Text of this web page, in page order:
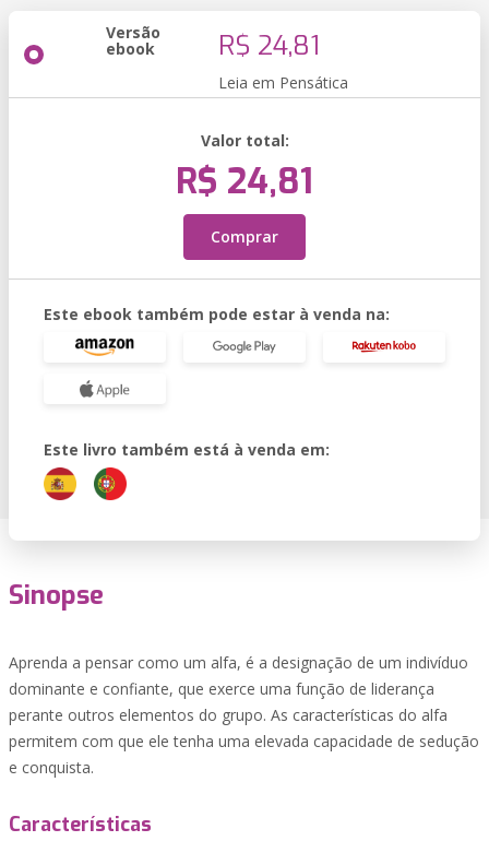
Versão
ebook R$ 24,81
Leia em Pensática
Valor total:
R$ 24,81
Comprar
Este ebook também pode estar à venda na:
Este livro também está à venda em:
Sinopse
Aprenda a pensar como um alfa, é a designação de um indivíduo
dominante e confiante, que exerce uma função de liderança
perante outros elementos do grupo. As características do alfa
permitem com que ele tenha uma elevada capacidade de sedução
e conquista.
Características